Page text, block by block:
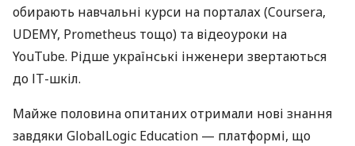
обирають навчальні курси на порталах (Coursera,
UDEMY, Prometheus тощо) та відеоуроки на
YouTube. Рідше українські інженери звертаються
до ІТ-шкіл.
Майже половина опитаних отримали нові знання
завдяки GlobalLogic Education — платформі, що